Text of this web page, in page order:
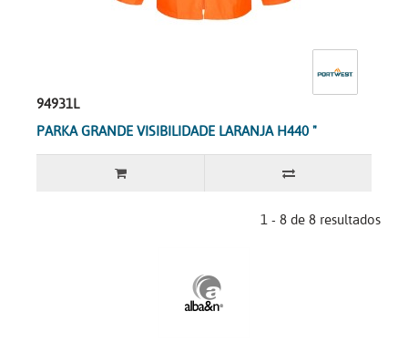
94931L
PARKA GRANDE VISIBILIDADE LARANJA H440 "
1 - 8 de 8 resultados